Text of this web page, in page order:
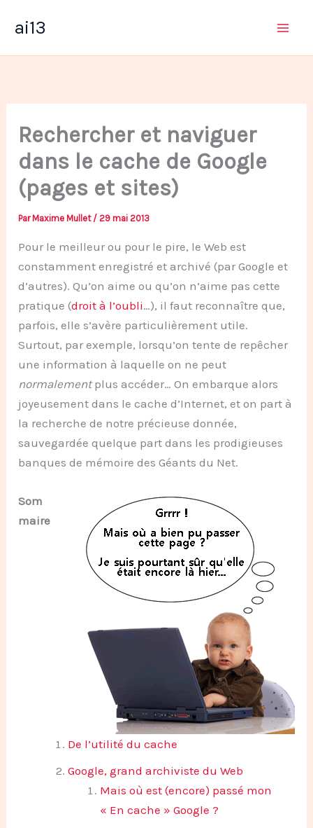
ai13
Rechercher et naviguer
dans le cache de Google
(pages et sites)
ParMaxime Mullet /29 mai 2013
Pour le meilleur ou pour le pire, le Web est
constamment enregistré et archivé (par Google et
d’autres). Qu’on aime ou qu’on n’aime pas cette
pratique (droit à l’oubli…), il faut reconnaître que,
parfois, elle s’avère particulièrement utile.
Surtout, par exemple, lorsqu’on tente de repêcher
une information à laquelle on ne peut
normalementplus accéder… On embarque alors
joyeusement dans le cache d’Internet, et on part à
la recherche de notre précieuse donnée,
sauvegardée quelque part dans les prodigieuses
banques de mémoire des Géants du Net.
Som
maire
De l’utilité du cache
Google, grand archiviste du Web
Mais où est (encore) passé mon
« En cache » Google ?